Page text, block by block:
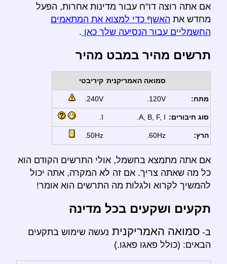
אם אתה רוצה דו"ח עבור מדינות אחרות, הפעל
מחדש את האשף כדי למצוא את המתאמים
החשמליים עבור הנסיעה שלך כאן .
תרשים מהיר במבט מהיר
סמואה האמריקנית קיריבטי
מתח: 120V.
240V.
סוג חיבורים: A, B, F, I.
I.
הרץ: 60Hz.
50Hz.
אם אתה מתמצא בחשמל, אולי התרשים הקודם הוא
כל מה שאתה צריך. אם זה לא המקרה, אתה יכול
להמשיך לקרוא ולגלות מה התרשים הוא אומר!
תקעים ושקעים בכל מדינה
ב- סמואה האמריקנית נעשה שימוש בתקעים
הבאים: (כולל פאגו פאגו.)